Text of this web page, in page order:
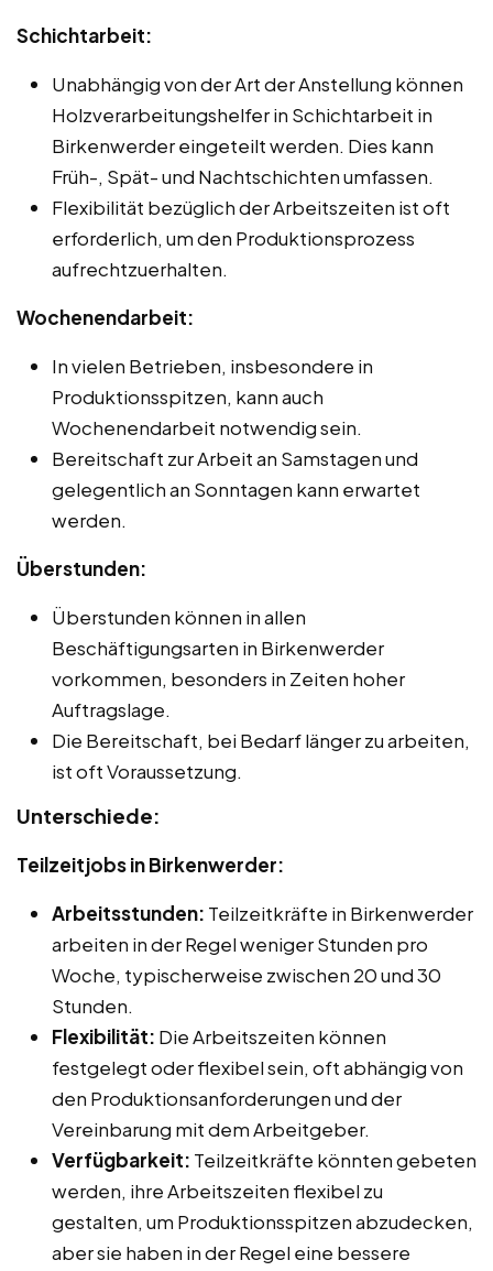
Schichtarbeit:
Unabhängig von der Art der Anstellung können
Holzverarbeitungshelfer in Schichtarbeit in
Birkenwerder eingeteilt werden. Dies kann
Früh-, Spät- und Nachtschichten umfassen.
Flexibilität bezüglich der Arbeitszeiten ist oft
erforderlich, um den Produktionsprozess
aufrechtzuerhalten.
Wochenendarbeit:
In vielen Betrieben, insbesondere in
Produktionsspitzen, kann auch
Wochenendarbeit notwendig sein.
Bereitschaft zur Arbeit an Samstagen und
gelegentlich an Sonntagen kann erwartet
werden.
Überstunden:
Überstunden können in allen
Beschäftigungsarten in Birkenwerder
vorkommen, besonders in Zeiten hoher
Auftragslage.
Die Bereitschaft, bei Bedarf länger zu arbeiten,
ist oft Voraussetzung.
Unterschiede:
Teilzeitjobs in Birkenwerder:
Arbeitsstunden: Teilzeitkräfte in Birkenwerder
arbeiten in der Regel weniger Stunden pro
Woche, typischerweise zwischen 20 und 30
Stunden.
Flexibilität: Die Arbeitszeiten können
festgelegt oder flexibel sein, oft abhängig von
den Produktionsanforderungen und der
Vereinbarung mit dem Arbeitgeber.
Verfügbarkeit: Teilzeitkräfte könnten gebeten
werden, ihre Arbeitszeiten flexibel zu
gestalten, um Produktionsspitzen abzudecken,
aber sie haben in der Regel eine bessere